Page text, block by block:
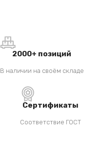
2000+ позиций
В наличии на своём складе
Сертификаты
Соответствие ГОСТ